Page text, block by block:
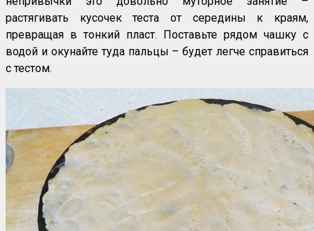
растягивать кусочек теста от середины к краям,
превращая в тонкий пласт. Поставьте рядом чашку с
водой и окунайте туда пальцы – будет легче справиться
с тестом.